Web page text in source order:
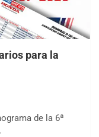
para la
de la 6ª